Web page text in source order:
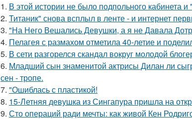
1. В этой истории не было подпольного кабинета
2. Титаник" снова всплыл в ленте - и интернет
3. "На Него Вешались Девушки, а я не Давала
4. Пелагея с размахом отметила 40-летие и
5. В сети разгорелся скандал вокруг молодой
6. Младший сын знаменитой актрисы Дилан ли
сен - тропе.
7. "Ошиблась с пластикой!
8. 15-Летняя девушка из Сингапура пришла на
9. Сто операций ради мечты: как живой Кен